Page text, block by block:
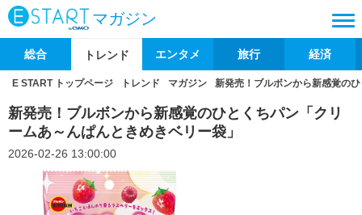
マガジン
総合 トレンド エンタメ 旅行 経済
E START トップページ トレンド マガジン 新発売！ブルボンから新感覚の
新発売！ブルボンから新感覚のひとくちパン「クリ
ームあ～んぱんときめきベリー袋」
2026-02-26 13:00:00